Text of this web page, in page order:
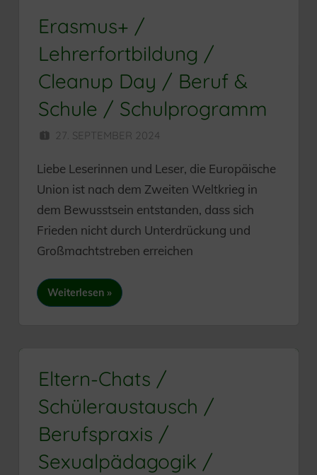
Erasmus+ /
Lehrerfortbildung /
Cleanup Day / Beruf &
Schule / Schulprogramm
27. SEPTEMBER 2024
Liebe Leserinnen und Leser, die Europäische
Union ist nach dem Zweiten Weltkrieg in
dem Bewusstsein entstanden, dass sich
Frieden nicht durch Unterdrückung und
Großmachtstreben erreichen
Weiterlesen
Eltern-Chats /
Schüleraustausch /
Berufspraxis /
Sexualpädagogik /